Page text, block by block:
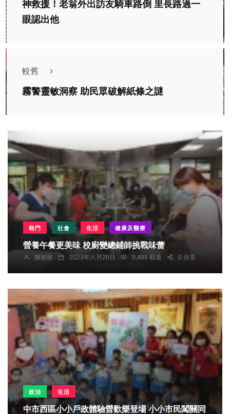
神救援！老翁外出訪友騎車路倒 里長路過一
眼認出他
較舊
霧警靈敏洞察 助民眾破解紙條之謎
熱門 社會 生活 健康及醫療
營養午餐更美味 校廚變總鋪師挑戰味蕾
陳朝枝 2023年八月28日 9,488 觀看 0 分享
政治 生活
中市西區小小戶政體驗營歡樂登場 小小市民闖關同